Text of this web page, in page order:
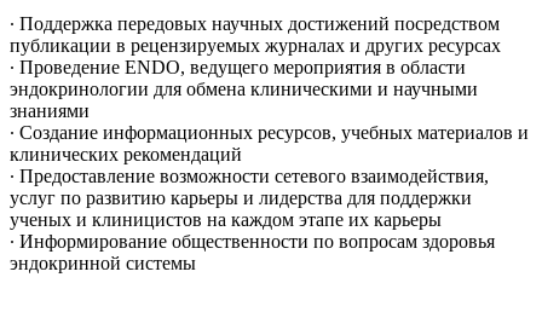
∙ Поддержка передовых научных достижений посредством
публикации в рецензируемых журналах и других ресурсах
∙ Проведение ENDO, ведущего мероприятия в области
эндокринологии для обмена клиническими и научными
знаниями
∙ Создание информационных ресурсов, учебных материалов и
клинических рекомендаций
∙ Предоставление возможности сетевого взаимодействия,
услуг по развитию карьеры и лидерства для поддержки
ученых и клиницистов на каждом этапе их карьеры
∙ Информирование общественности по вопросам здоровья
эндокринной системы